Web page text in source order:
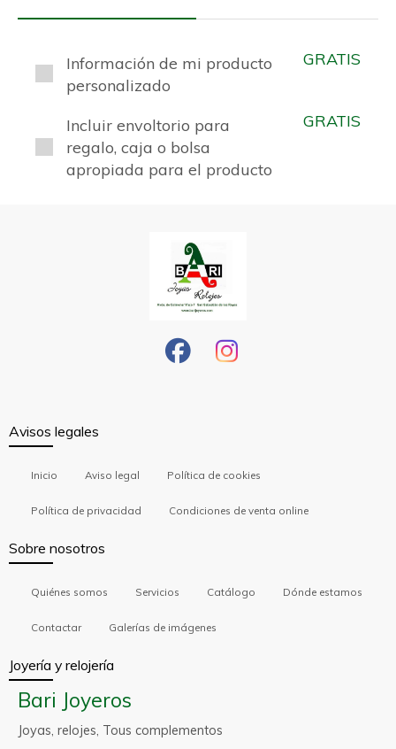
Información de mi producto
personalizado
GRATIS
Incluir envoltorio para
regalo, caja o bolsa
apropiada para el producto
GRATIS
Avisos legales
Inicio Aviso legal Política de cookies
Política de privacidad Condiciones de venta online
Sobre nosotros
Quiénes somos Servicios Catálogo Dónde estamos
Contactar Galerías de imágenes
Joyería y relojería
Bari Joyeros
Joyas, relojes, Tous complementos